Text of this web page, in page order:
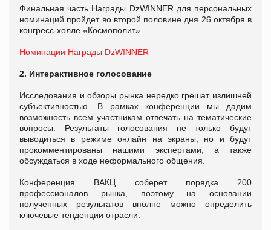
Финальная часть Награды DzWINNER для персональных
номинаций пройдет во второй половине дня 26 октября в
конгресс-холле «Космополит».
Номинации Награды DzWINNER
2. Интерактивное голосование
Исследования и обзоры рынка нередко грешат излишней
субъективностью. В рамках конференции мы дадим
возможность всем участникам отвечать на тематические
вопросы. Результаты голосования не только будут
выводиться в режиме онлайн на экраны, но и будут
прокомментированы нашими экспертами, а также
обсуждаться в ходе неформального общения.
Конференция ВАКЦ соберет порядка 200
профессионалов рынка, поэтому на основании
полученных результатов вполне можно определить
ключевые тенденции отрасли.